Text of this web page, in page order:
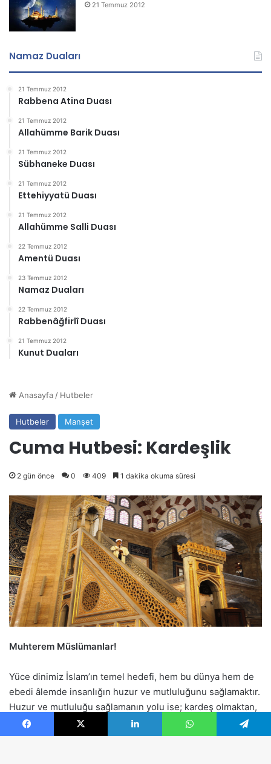
21 Temmuz 2012
Namaz Duaları
21 Temmuz 2012
Rabbena Atina Duası
21 Temmuz 2012
Allahümme Barik Duası
21 Temmuz 2012
Sübhaneke Duası
21 Temmuz 2012
Ettehiyyatü Duası
21 Temmuz 2012
Allahümme Salli Duası
22 Temmuz 2012
Amentü Duası
23 Temmuz 2012
Namaz Duaları
22 Temmuz 2012
Rabbenâğfirlî Duası
21 Temmuz 2012
Kunut Duaları
Facebook X LinkedIn WhatsApp Telegram